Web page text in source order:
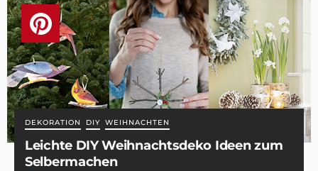
DEKORATION DIY WEIHNACHTEN
Leichte DIY Weihnachtsdeko Ideen zum
Selbermachen